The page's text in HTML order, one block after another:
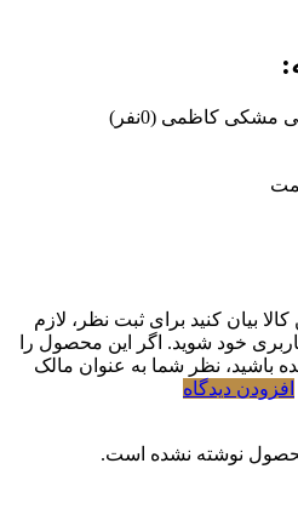
مشکی کاظمی (0نفر)
بیان کنید برای ثبت نظر، لازم
خود شوید. اگر این محصول را
باشید، نظر شما به عنوان مالک
افزودن دیدگاه
نوشته نشده است.